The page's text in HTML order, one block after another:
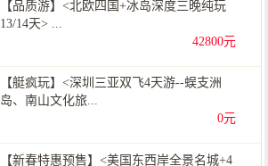
【品质游】<北欧四国+冰岛深度三晚纯玩
13/14天> ...
42800元
【艇疯玩】<深圳三亚双飞4天游--蜈支洲
岛、南山文化旅...
0元
【新春特惠预售】<美国东西岸全景名城+4